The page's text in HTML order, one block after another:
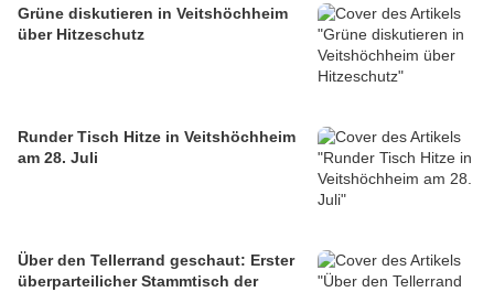
Grüne diskutieren in Veitshöchheim
über Hitzeschutz
Runder Tisch Hitze in Veitshöchheim
am 28. Juli
Über den Tellerrand geschaut: Erster
überparteilicher Stammtisch der